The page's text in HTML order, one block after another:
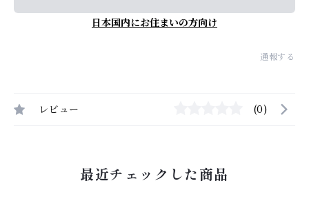
日本国内にお住まいの方向け
通報する
レビュー (0)
最近チェックした商品